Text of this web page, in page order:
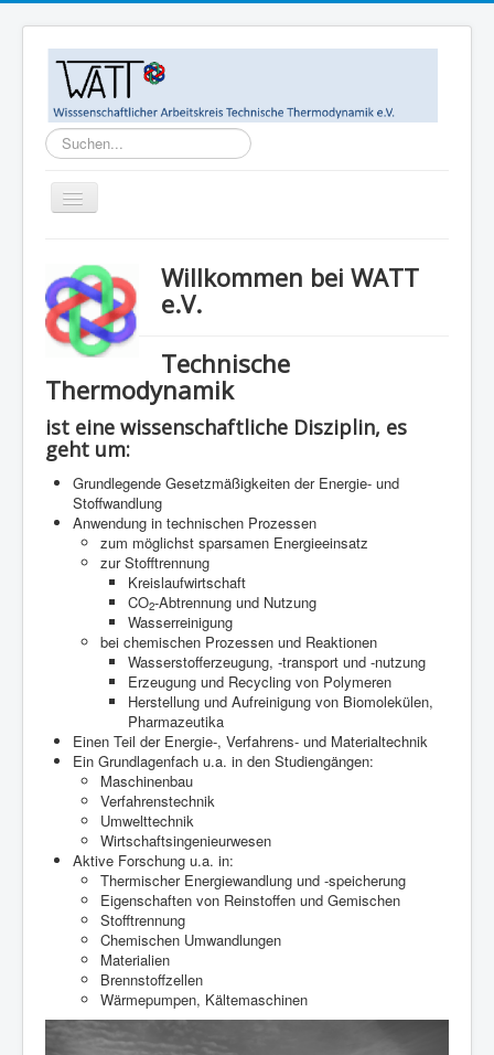
Suchen...
Toggle
Navigation
Ziele
WATT-Mitglieder
MegaWATT-Preisträger
Das Junge Kollegium Thermodynamik (JuKoTherm)
Links
Kontakt
Willkommen bei WATT
e.V.
Technische
Thermodynamik
ist eine wissenschaftliche Disziplin, es
geht um:
Grundlegende Gesetzmäßigkeiten der Energie- und
Stoffwandlung
Anwendung in technischen Prozessen
zum möglichst sparsamen Energieeinsatz
zur Stofftrennung
Kreislaufwirtschaft
CO2-Abtrennung und Nutzung
Wasserreinigung
bei chemischen Prozessen und Reaktionen
Wasserstofferzeugung, -transport und -nutzung
Erzeugung und Recycling von Polymeren
Herstellung und Aufreinigung von Biomolekülen,
Pharmazeutika
Einen Teil der Energie-, Verfahrens- und Materialtechnik
Ein Grundlagenfach u.a. in den Studiengängen:
Maschinenbau
Verfahrenstechnik
Umwelttechnik
Wirtschaftsingenieurwesen
Aktive Forschung u.a. in:
Thermischer Energiewandlung und -speicherung
Eigenschaften von Reinstoffen und Gemischen
Stofftrennung
Chemischen Umwandlungen
Materialien
Brennstoffzellen
Wärmepumpen, Kältemaschinen